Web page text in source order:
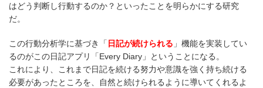
はどう判断し行動するのか？といったことを明らかにする研究
だ。
この行動分析学に基づき「 日記が続けられる 」機能を実装してい
るのがこの日記アプリ「Every Diary」ということになる。
これにより、これまで日記を続ける努力や意識を強く持ち続ける
必要があったところを、自然と続けられるように導いてくれるよ